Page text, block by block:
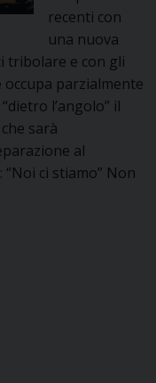
recenti con
una nuova
tribolare e con gli
parzialmente
l’angolo” il
sarà
al
“Noi ci stiamo” Non